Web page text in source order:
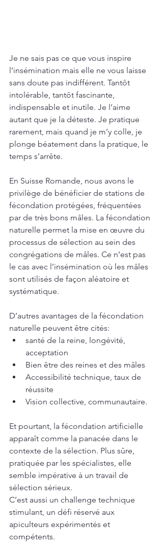
Je ne sais pas ce que vous inspire
l’insémination mais elle ne vous laisse
sans doute pas indifférent. Tantôt
intolérable, tantôt fascinante,
indispensable et inutile. Je l’aime
autant que je la déteste. Je pratique
rarement, mais quand je m’y colle, je
plonge béatement dans la pratique, le
temps s’arrête.
En Suisse Romande, nous avons le
privilège de bénéficier de stations de
fécondation protégées, fréquentées
par de très bons mâles. La fécondation
naturelle permet la mise en œuvre du
processus de sélection au sein des
congrégations de mâles. Ce n’est pas
le cas avec l’insémination où les mâles
sont utilisés de façon aléatoire et
systématique.
D’autres avantages de la fécondation
naturelle peuvent être cités:
santé de la reine, longévité,
acceptation
Bien être des reines et des mâles
Accessibilité technique, taux de
réussite
Vision collective, communautaire.
Et pourtant, la fécondation artificielle
apparaît comme la panacée dans le
contexte de la sélection. Plus sûre,
pratiquée par les spécialistes, elle
semble impérative à un travail de
sélection sérieux.
C’est aussi un challenge technique
stimulant, un défi réservé aux
apiculteurs expérimentés et
compétents.